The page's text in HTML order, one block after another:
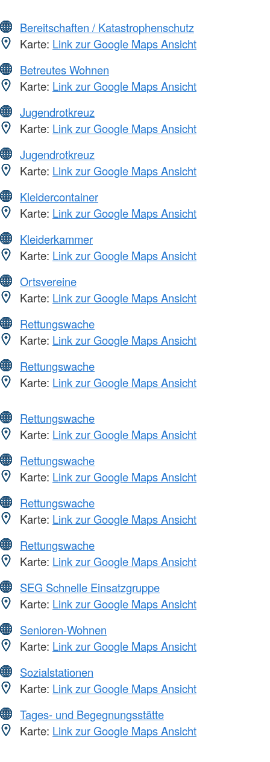
Bereitschaften / Katastrophenschutz
Karte: Link zur Google Maps Ansicht
Betreutes Wohnen
Karte: Link zur Google Maps Ansicht
Jugendrotkreuz
Karte: Link zur Google Maps Ansicht
Jugendrotkreuz
Karte: Link zur Google Maps Ansicht
Kleidercontainer
Karte: Link zur Google Maps Ansicht
Kleiderkammer
Karte: Link zur Google Maps Ansicht
Ortsvereine
Karte: Link zur Google Maps Ansicht
Rettungswache
Karte: Link zur Google Maps Ansicht
Rettungswache
Karte: Link zur Google Maps Ansicht
Rettungswache
Karte: Link zur Google Maps Ansicht
Rettungswache
Karte: Link zur Google Maps Ansicht
Rettungswache
Karte: Link zur Google Maps Ansicht
Rettungswache
Karte: Link zur Google Maps Ansicht
SEG Schnelle Einsatzgruppe
Karte: Link zur Google Maps Ansicht
Senioren-Wohnen
Karte: Link zur Google Maps Ansicht
Sozialstationen
Karte: Link zur Google Maps Ansicht
Tages- und Begegnungsstätte
Karte: Link zur Google Maps Ansicht